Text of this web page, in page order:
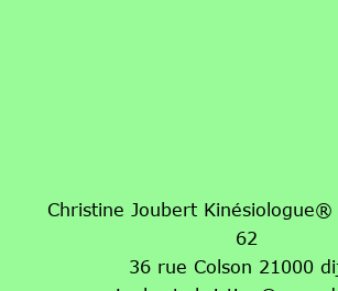
Christine Joubert
62
36 rue Colson 21000